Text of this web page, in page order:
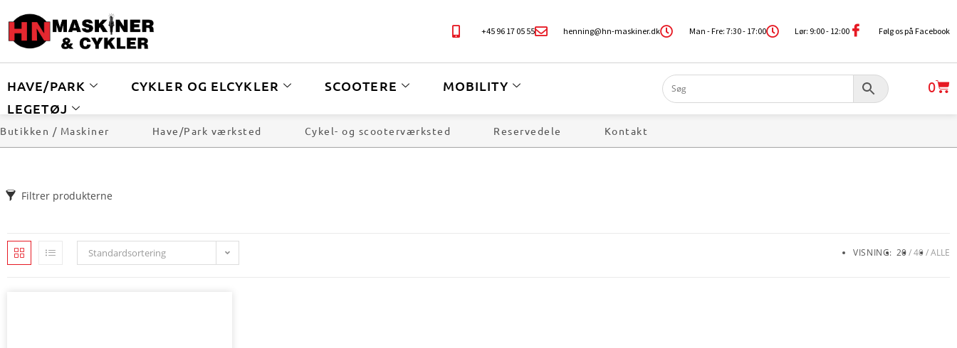
+45 96 17 05 55 henning@hn-maskiner.dk Man - Fre: 7:30 - 17:00 Lør: 9:00 - 12:00 Følg os på Facebook
HAVE/PARK CYKLER OG ELCYKLER SCOOTERE
MOBILITY
LEGETØJ
0
Butikken / Maskiner Have/Park værksted Cykel- og scooterværksted Reservedele Kontakt
Filtrer produkterne
Standardsortering VISNING: 20 40 ALLE